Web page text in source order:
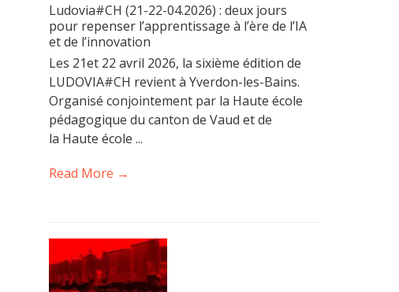
Ludovia#CH (21-22-04.2026) : deux jours
pour repenser l’apprentissage à l’ère de l’IA
et de l’innovation
Les 21et 22 avril 2026, la sixième édition de
LUDOVIA#CH revient à Yverdon-les-Bains.
Organisé conjointement par la Haute école
pédagogique du canton de Vaud et de
la Haute école ...
Read More →